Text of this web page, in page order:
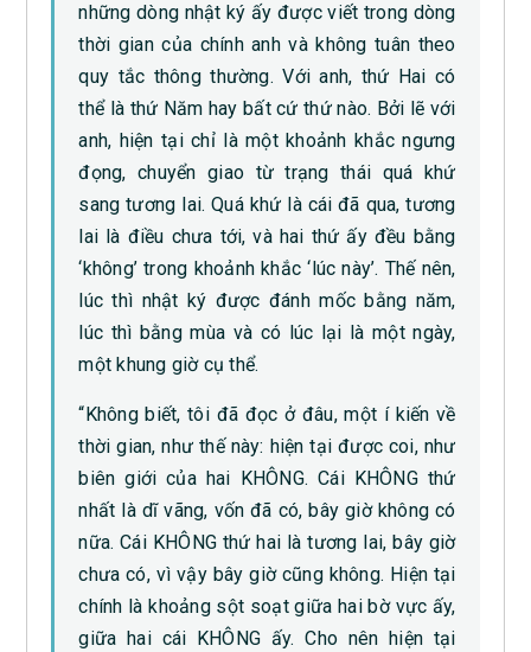
những dòng nhật ký ấy được viết trong dòng
thời gian của chính anh và không tuân theo
quy tắc thông thường. Với anh, thứ Hai có
thể là thứ Năm hay bất cứ thứ nào. Bởi lẽ với
anh, hiện tại chỉ là một khoảnh khắc ngưng
đọng, chuyển giao từ trạng thái quá khứ
sang tương lai. Quá khứ là cái đã qua, tương
lai là điều chưa tới, và hai thứ ấy đều bằng
‘không’ trong khoảnh khắc ‘lúc này’. Thế nên,
lúc thì nhật ký được đánh mốc bằng năm,
lúc thì bằng mùa và có lúc lại là một ngày,
một khung giờ cụ thể.
“Không biết, tôi đã đọc ở đâu, một í kiến về
thời gian, như thế này: hiện tại được coi, như
biên giới của hai KHÔNG. Cái KHÔNG thứ
nhất là dĩ vãng, vốn đã có, bây giờ không có
nữa. Cái KHÔNG thứ hai là tương lai, bây giờ
chưa có, vì vậy bây giờ cũng không. Hiện tại
chính là khoảng sột soạt giữa hai bờ vực ấy,
giữa hai cái KHÔNG ấy. Cho nên hiện tại